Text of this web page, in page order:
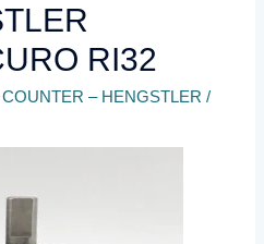
RI32
– HENGSTLER /